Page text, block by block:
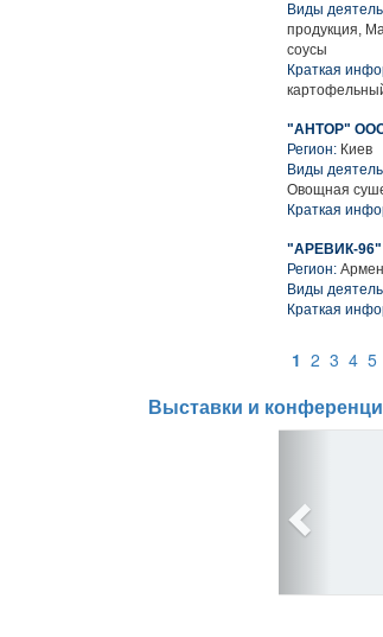
Виды
продукция,
соусы
Краткая
"АНТОР"
Регион: Киев
Виды
Овощная
Краткая
"АРЕВИК-
Регион:
Виды
Краткая
1 2 3 4 5
Выставки и